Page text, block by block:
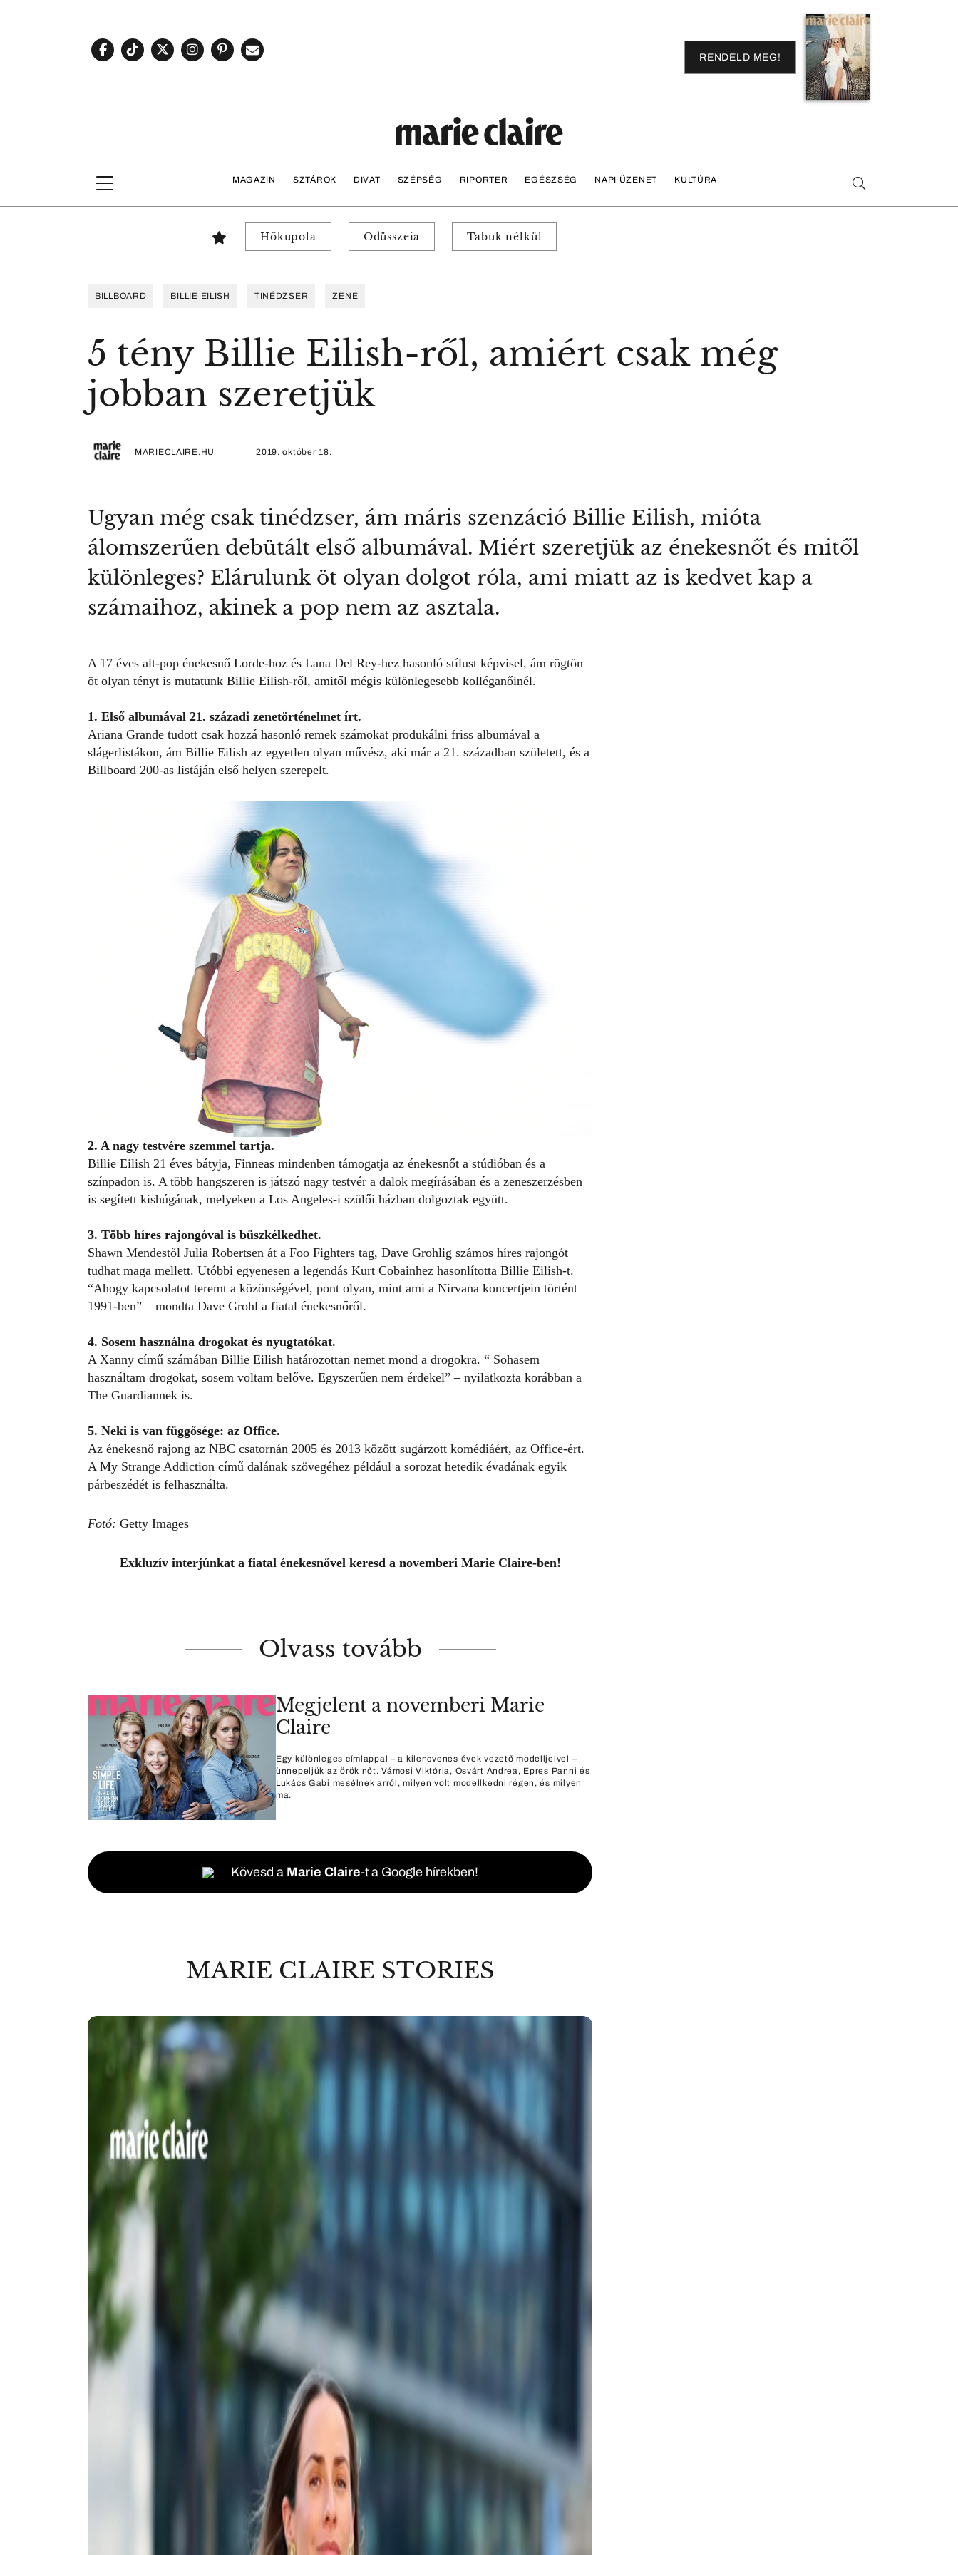
RENDELD MEG!
MAGAZIN SZTÁROK DIVAT SZÉPSÉG RIPORTER EGÉSZSÉG NAPI ÜZENET KULTÚRA
Hőkupola Odüsszeia Tabuk nélkül
BILLBOARD BILLIE EILISH TINÉDZSER ZENE
5 tény Billie Eilish-ről, amiért csak még
jobban szeretjük
MARIECLAIRE.HU 2019. október 18.
Ugyan még csak tinédzser, ám máris szenzáció Billie Eilish, mióta
álomszerűen debütált első albumával. Miért szeretjük az énekesnőt és mitől
különleges? Elárulunk öt olyan dolgot róla, ami miatt az is kedvet kap a
számaihoz, akinek a pop nem az asztala.
A 17 éves alt-pop énekesnő Lorde-hoz és Lana Del Rey-hez hasonló stílust képvisel, ám rögtön
öt olyan tényt is mutatunk Billie Eilish-ről, amitől mégis különlegesebb kolléganőinél.
1. Első albumával 21. századi zenetörténelmet írt.
Ariana Grande tudott csak hozzá hasonló remek számokat produkálni friss albumával a
slágerlistákon, ám Billie Eilish az egyetlen olyan művész, aki már a 21. században született, és a
Billboard 200-as listáján első helyen szerepelt.
2. A nagy testvére szemmel tartja.
Billie Eilish 21 éves bátyja, Finneas mindenben támogatja az énekesnőt a stúdióban és a
színpadon is. A több hangszeren is játszó nagy testvér a dalok megírásában és a zeneszerzésben
is segített kishúgának, melyeken a Los Angeles-i szülői házban dolgoztak együtt.
3. Több híres rajongóval is büszkélkedhet.
Shawn Mendestől Julia Robertsen át a Foo Fighters tag, Dave Grohlig számos híres rajongót
tudhat maga mellett. Utóbbi egyenesen a legendás Kurt Cobainhez hasonlította Billie Eilish-t.
“Ahogy kapcsolatot teremt a közönségével, pont olyan, mint ami a Nirvana koncertjein történt
1991-ben” – mondta Dave Grohl a fiatal énekesnőről.
4. Sosem használna drogokat és nyugtatókat.
A Xanny című számában Billie Eilish határozottan nemet mond a drogokra. “ Sohasem
használtam drogokat, sosem voltam belőve. Egyszerűen nem érdekel” – nyilatkozta korábban a
The Guardiannek is.
5. Neki is van függősége: az Office.
Az énekesnő rajong az NBC csatornán 2005 és 2013 között sugárzott komédiáért, az Office-ért.
A My Strange Addiction című dalának szövegéhez például a sorozat hetedik évadának egyik
párbeszédét is felhasználta.
Fotó: Getty Images
Exkluzív interjúnkat a fiatal énekesnővel keresd a novemberi Marie Claire-ben!
Olvass tovább
Megjelent a novemberi Marie
Claire
Egy különleges címlappal – a kilencvenes évek vezető modelljeivel –
ünnepeljük az örök nőt. Vámosi Viktória, Osvárt Andrea, Epres Panni és
Lukács Gabi mesélnek arról, milyen volt modellkedni régen, és milyen
ma.
Kövesd a Marie Claire-t a Google hírekben!
MARIE CLAIRE STORIES